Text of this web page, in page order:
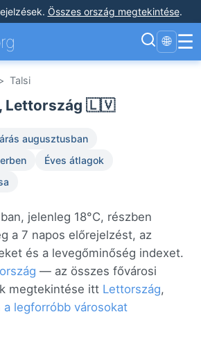
. Összes ország megtekintése.
🌐 ☰
Talsi
Lettország 🇱🇻
augusztusban
Éves átlagok
jelenleg 18°C, részben
a 7 napos előrejelzést, az
és a levegőminőség indexet.
— az összes fővárosi
megtekintése itt Lettország,
a legforróbb városokat